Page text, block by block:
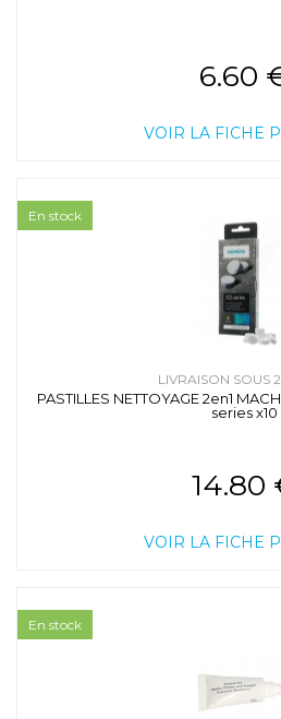
6.60
VOIR LA FICHE
LIVRAISON SOUS
PASTILLES NETTOYAGE 2en1
series x10
14.80
VOIR LA FICHE
En stock
En stock